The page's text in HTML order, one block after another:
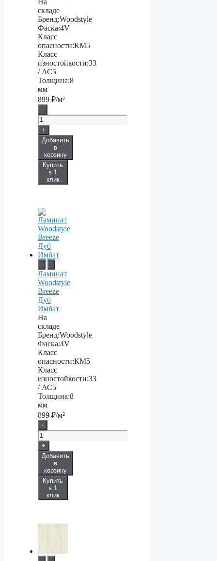
На
складе
Бренд:Woodstyle
Фаска:4V
Класс
опасности:КМ5
Класс
изностойкости:33
/ АС5
Толщина:8
мм
899 ₽/м²
-
+
Добавить
в
корзину
Купить
в 1
клик
Ламинат
Woodstyle
Breeze
Дуб
Имбат
На
складе
Бренд:Woodstyle
Фаска:4V
Класс
опасности:КМ5
Класс
изностойкости:33
/ АС5
Толщина:8
мм
899 ₽/м²
-
+
Добавить
в
корзину
Купить
в 1
клик